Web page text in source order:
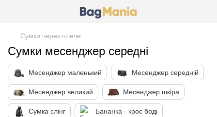
Сумки через плече
Сумки месенджер середні
Месенджер маленький Месенджер середній
Месенджер великий Месенджер шкіра
Сумка слінг Бананка - крос боді